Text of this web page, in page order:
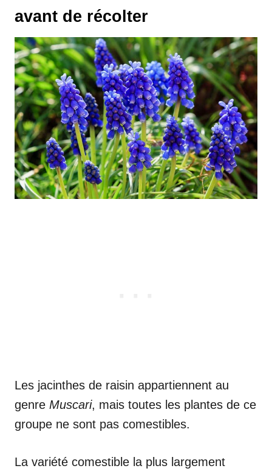
avant de récolter
Les jacinthes de raisin appartiennent au
genre Muscari, mais toutes les plantes de ce
groupe ne sont pas comestibles.
La variété comestible la plus largement